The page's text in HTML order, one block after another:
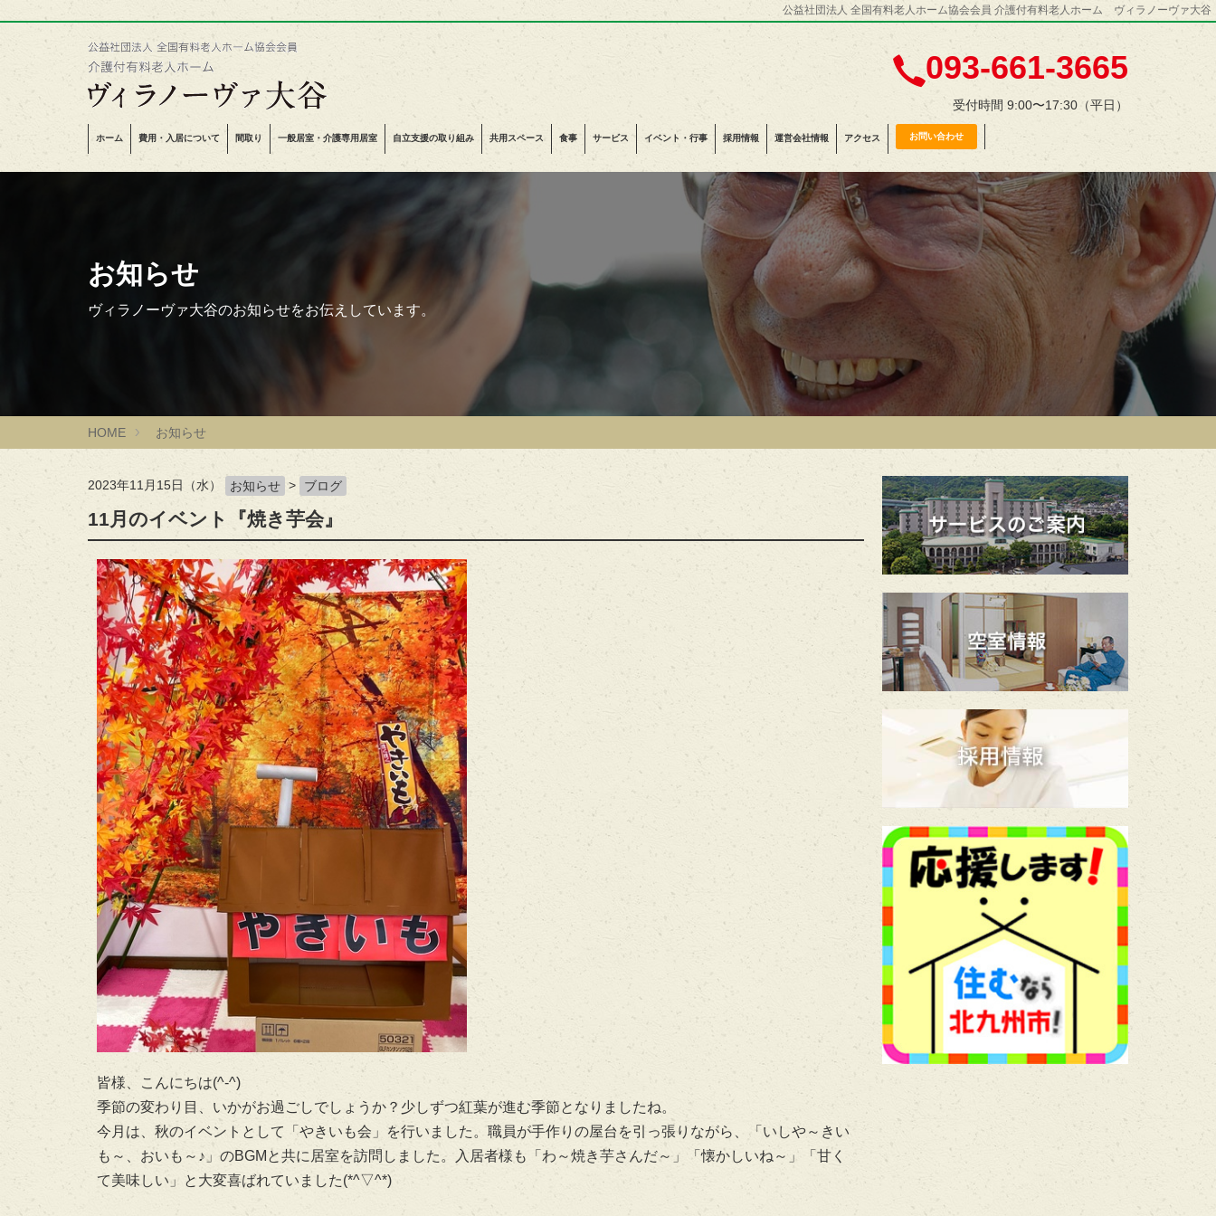
公益社団法人 全国有料老人ホーム協会会員 介護付有料老人ホーム ヴィラノーヴァ大谷
093-661-3665
受付時間 9:00〜17:30（平日）
ホーム 費用・入居について 間取り 一般居室・介護専用居室 自立支援の取り組み 共用スペース 食事 サービス イベント・行事 採用情報 運営会社情報 アクセス お問い合わせ
お知らせ
ヴィラノーヴァ大谷のお知らせをお伝えしています。
HOME お知らせ
2023年11月15日（水） お知らせ > ブログ
11月のイベント『焼き芋会』
皆様、こんにちは(^-^)
季節の変わり目、いかがお過ごしでしょうか？少しずつ紅葉が進む季節となりましたね。
今月は、秋のイベントとして「やきいも会」を行いました。職員が手作りの屋台を引っ張りながら、「いしや～きい
も～、おいも～♪」のBGMと共に居室を訪問しました。入居者様も「わ～焼き芋さんだ～」「懐かしいね～」「甘く
て美味しい」と大変喜ばれていました(*^▽^*)